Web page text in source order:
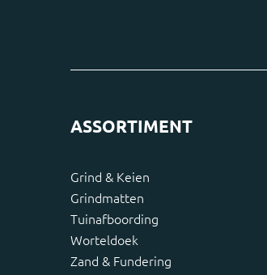
ASSORTIMENT
Grind & Keien
Grindmatten
Tuinafboording
Worteldoek
Zand & Fundering